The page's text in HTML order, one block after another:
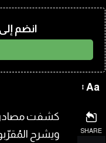
انضم
Aa
SHARE
كشفت مصادر
ويشرح